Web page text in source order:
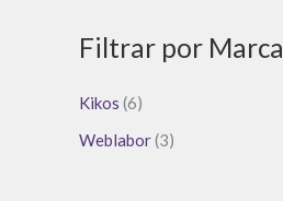
Filtrar por Marca
Kikos (6)
Weblabor(3)